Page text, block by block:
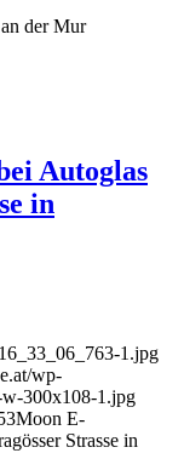
der Mur
Autoglas
in
1.jpg
wp-
w-300x108-1.jpg
Moon E-
Strasse in